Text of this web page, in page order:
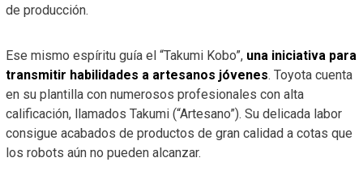
de producción.
Ese mismo espíritu guía el “Takumi Kobo”, una iniciativa para
transmitir habilidades a artesanos jóvenes. Toyota cuenta
en su plantilla con numerosos profesionales con alta
calificación, llamados Takumi (“Artesano”). Su delicada labor
consigue acabados de productos de gran calidad a cotas que
los robots aún no pueden alcanzar.